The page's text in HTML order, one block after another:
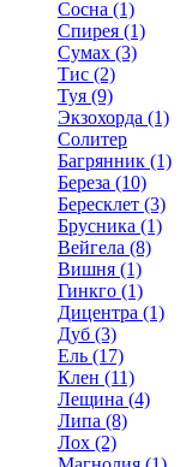
Сосна (1)
Спирея (1)
Сумах (3)
Тис (2)
Туя (9)
Экзохорда (1)
Солитер
Багрянник (1)
Береза (10)
Бересклет (3)
Брусника (1)
Вейгела (8)
Вишня (1)
Гинкго (1)
Дицентра (1)
Дуб (3)
Ель (17)
Клен (11)
Лещина (4)
Липа (8)
Лох (2)